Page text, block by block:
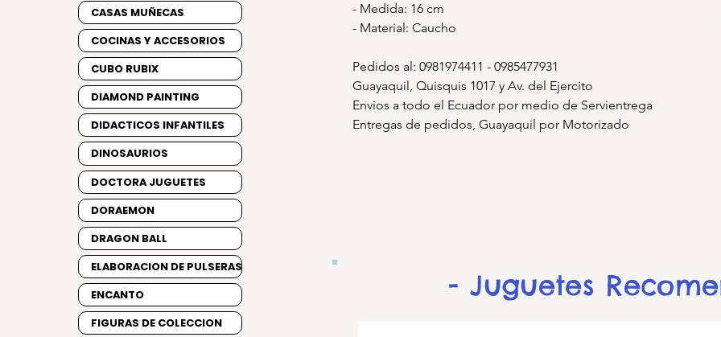
- Medida: 16 cm
- Material: Caucho
Pedidos al: 0981974411 - 0985477931
Guayaquil, Quisquis 1017 y Av. del Ejercito
Envios a todo el Ecuador por medio de Servientrega
Entregas de pedidos, Guayaquil por Motorizado
- Juguetes
CASAS MUÑECAS
COCINAS Y ACCESORIOS
CUBO RUBIX
DIAMOND PAINTING
DIDACTICOS INFANTILES
DINOSAURIOS
DOCTORA JUGUETES
DORAEMON
DRAGON BALL
ELABORACION DE PULSERAS
ENCANTO
FIGURAS DE COLECCION